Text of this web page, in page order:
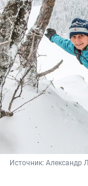
Источник: Александр